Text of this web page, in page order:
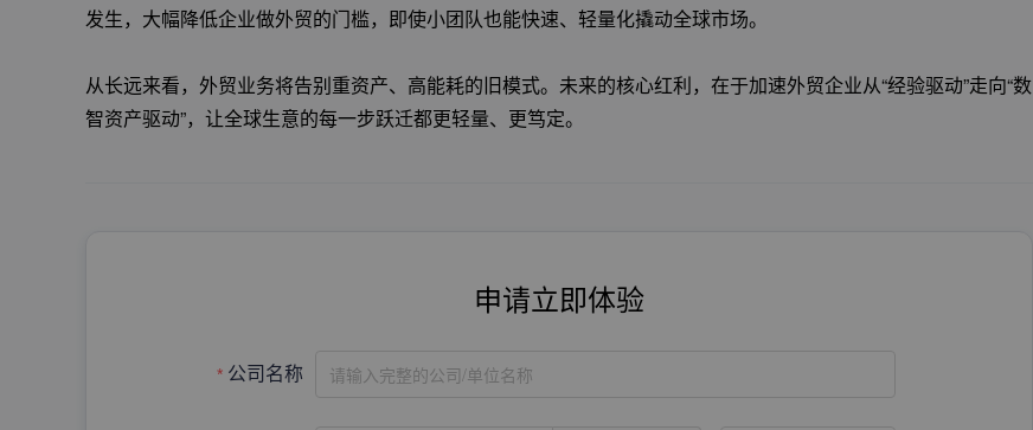
发生，大幅降低企业做外贸的门槛，即使小团队也能快速、轻量化撬动全球市场。
从长远来看，外贸业务将告别重资产、高能耗的旧模式。未来的核心红利，在于加速外贸企业从“经验驱动”走向“数
智资产驱动”，让全球生意的每一步跃迁都更轻量、更笃定。
申请立即体验
公司名称 请输入完整的公司/单位名称